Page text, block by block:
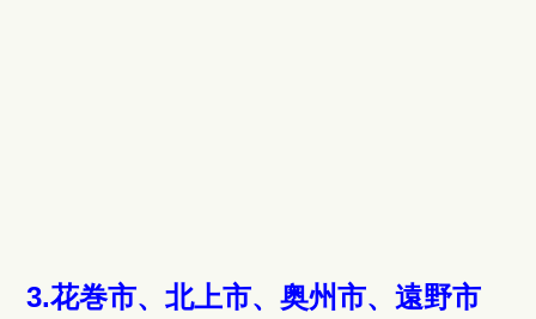
3.花巻市、北上市、奥州市、遠野市